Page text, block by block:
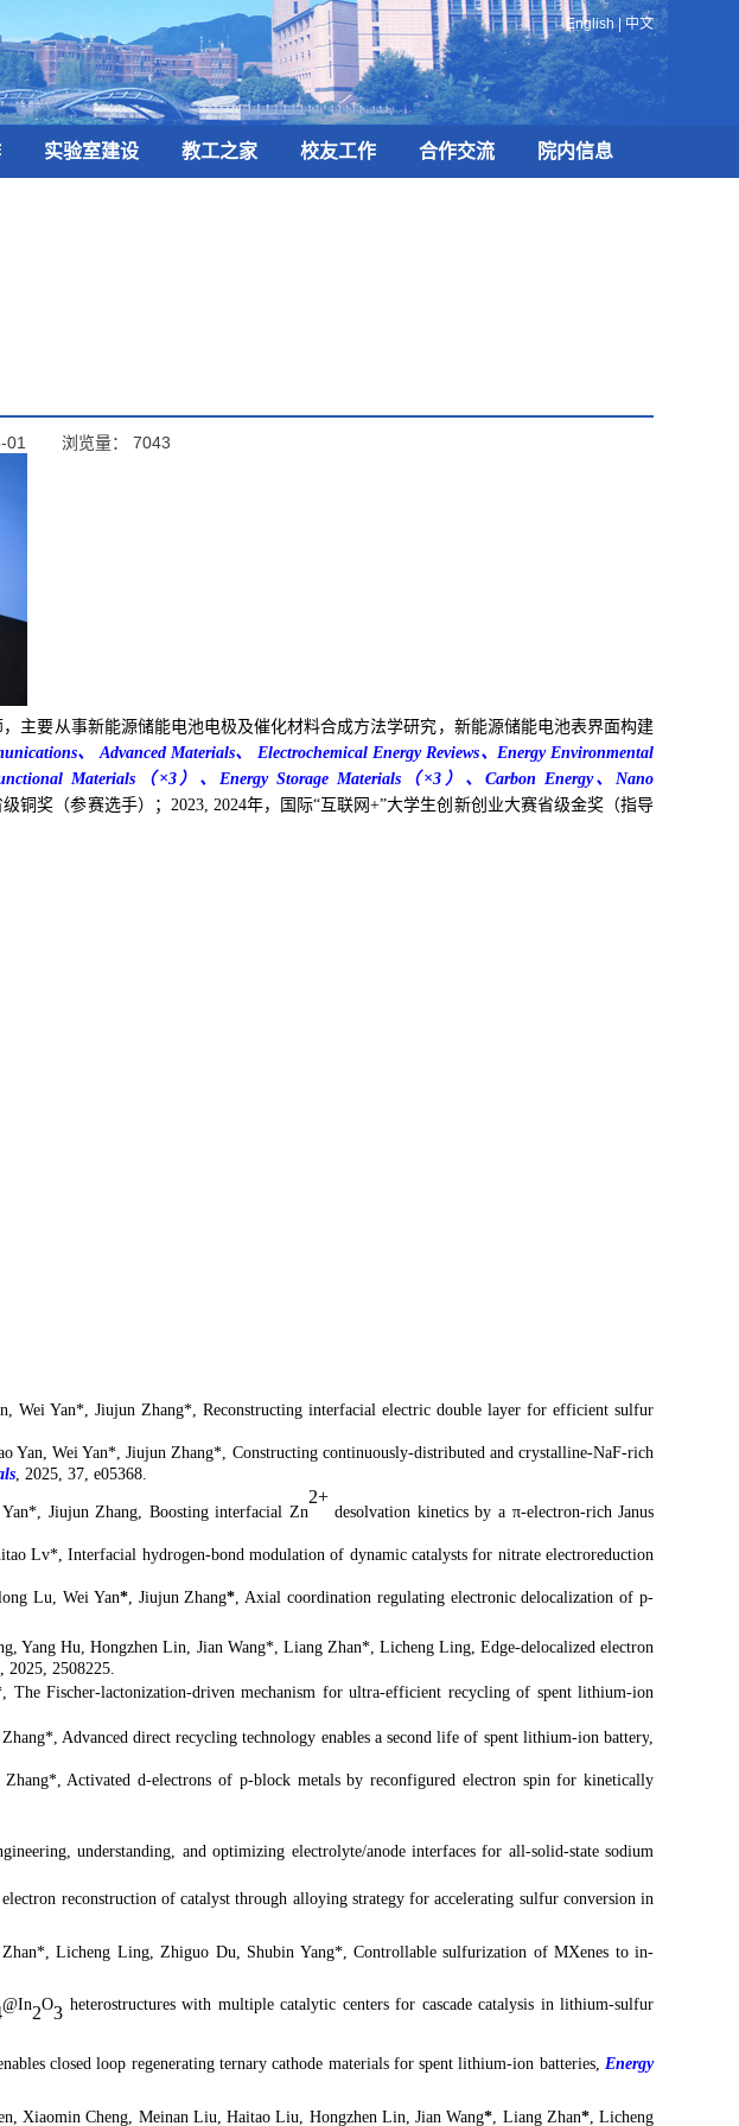
English|中文
实验室建设 教工之家 校友工作 合作交流 院内信息
01 浏览量： 7043
主要从事新能源储能电池电极及催化材料合成方法学研究，新能源储能电池表界面构建
、 Advanced Materials、 Electrochemical Energy Reviews、 EnergyEnvironmental
Materials（ ×3）、Energy Storage Materials（ ×3 ） 、 Carbon Energy、Nano
铜奖（参赛选手）； 2023, 2024年，国际“互联网+”大学生创新创业大赛省级金奖（指导
Wei Yan*, Jiujun Zhang*, Reconstructing interfacial electric double layer for efficient sulfur
Yan, Wei Yan*, Jiujun Zhang*, Constructing continuously-distributed and crystalline-NaF-rich
, 2025, 37, e05368.
Jiujun Zhang Boostinginterfacial Zn
2+
desolvation kinetics by a π-electron-rich Janus
Lv* ,Interfacial hydrogen-bond modulation of dynamic catalysts for nitrate electroreduction
Lu, Wei Yan*, Jiujun Zhang* Axialcoordination regulating electronicdelocalization of p-
Yang Hu, Hongzhen Lin, Jian Wang*, Liang Zhan*, Licheng Ling, Edge-delocalized electron
, 2025, 2508225.
, The Fischer-lactonization-driven mechanism for ultra-efficient recycling of spent lithium-ion
Zhang*, Advanceddirectrecyclingtechnology enables asecondlife of spent lithium-ionbattery
Zhang*, Activated d-electrons of p-block metals by reconfigured electron spin for kinetically
understanding, andoptimizing electrolyte/anode interfaces for all-solid-state sodium
reconstruction of catalyst through alloying strategy for accelerating sulfur conversion in
Licheng Ling, Zhiguo Du, Shubin Yang*, Controllable sulfurization of MXenes to in-
@In2O3 heterostructures with multiple catalytic centers for cascade catalysis in lithium-sulfur
closed loop regenerating ternary cathode materials for spent lithium-ion batteries, Energy
Xiaomin Cheng, Meinan Liu, Haitao Liu, Hongzhen Lin, Jian Wang* , Liang Zhan*, Licheng